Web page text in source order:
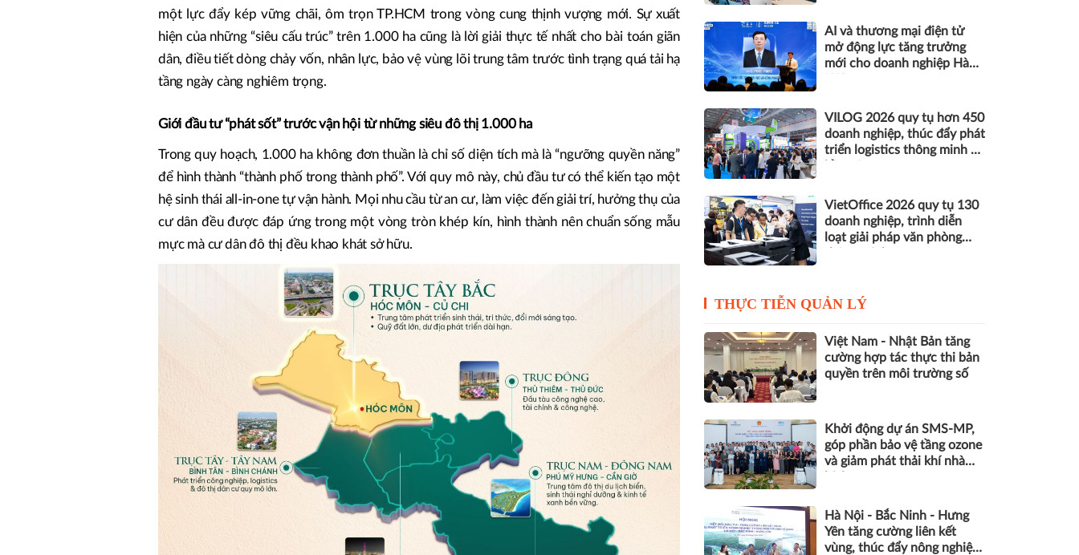
một lực đẩy kép vững chãi, ôm trọn TP.HCM trong vòng cung thịnh vượng mới. Sự xuất
hiện của những “siêu cấu trúc” trên 1.000 ha cũng là lời giải thực tế nhất cho bài toán giãn
dân, điều tiết dòng chảy vốn, nhân lực, bảo vệ vùng lõi trung tâm trước tình trạng quá tải hạ
tầng ngày càng nghiêm trọng.
Giới đầu tư “phát sốt” trước vận hội từ những siêu đô thị 1.000 ha
Trong quy hoạch, 1.000 ha không đơn thuần là chỉ số diện tích mà là “ngưỡng quyền năng”
để hình thành “thành phố trong thành phố”. Với quy mô này, chủ đầu tư có thể kiến tạo một
hệ sinh thái all-in-one tự vận hành. Mọi nhu cầu từ an cư, làm việc đến giải trí, hưởng thụ của
cư dân đều được đáp ứng trong một vòng tròn khép kín, hình thành nên chuẩn sống mẫu
mực mà cư dân đô thị đều khao khát sở hữu.
AI và thương mại điện tử
mở động lực tăng trưởng
mới cho doanh nghiệp Hà
VILOG 2026 quy tụ hơn 450
doanh nghiệp, thúc đẩy phát
triển logistics thông minh và
VietOffice 2026 quy tụ 130
doanh nghiệp, trình diễn
loạt giải pháp văn phòng
THỰC TIỄN QUẢN LÝ
Việt Nam - Nhật Bản tăng
cường hợp tác thực thi bản
quyền trên môi trường số
Khởi động dự án SMS-MP,
góp phần bảo vệ tầng ozone
và giảm phát thải khí nhà
Hà Nội - Bắc Ninh - Hưng
Yên tăng cường liên kết
vùng, thúc đẩy nông nghiệp